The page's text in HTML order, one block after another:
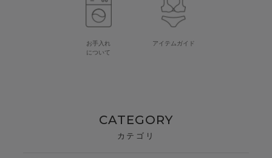
お手入れ
について
アイテムガイド
CATEGORY
カテゴリ